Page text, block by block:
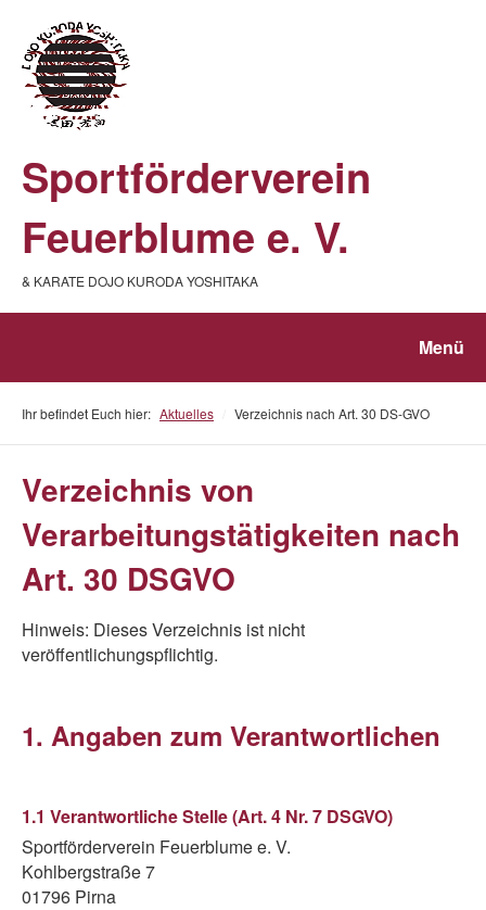
Sportförderverein
Feuerblume e. V.
& KARATE DOJO KURODA YOSHITAKA
Menü
Ihr befindet Euch hier: Aktuelles Verzeichnis nach Art. 30 DS-GVO
Verzeichnis von
Verarbeitungstätigkeiten nach
Art. 30 DSGVO
Hinweis: Dieses Verzeichnis ist nicht
veröffentlichungspflichtig.
1. Angaben zum Verantwortlichen
1.1 Verantwortliche Stelle (Art. 4 Nr. 7 DSGVO)
Sportförderverein Feuerblume e. V.
Kohlbergstraße 7
01796 Pirna